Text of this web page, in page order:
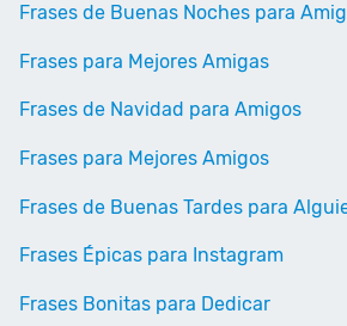
Frases de Buenas Noches para
Frases para Mejores Amigas
Frases de Navidad para Amigos
Frases para Mejores Amigos
Frases de Buenas Tardes para
Frases Épicas para Instagram
Frases Bonitas para Dedicar